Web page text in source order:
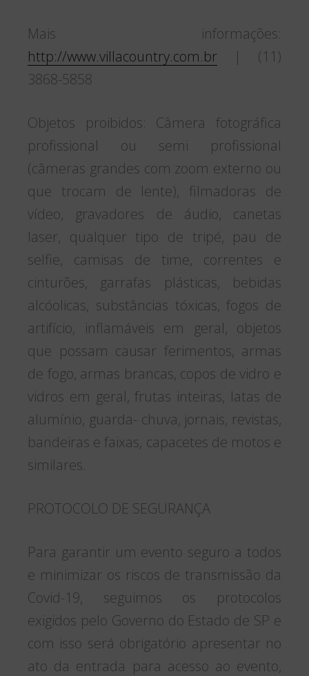
Mais informações:
http://www.villacountry.com.br | (11)
3868-5858
Objetos proibidos: Câmera fotográfica
profissional ou semi profissional
(câmeras grandes com zoom externo ou
que trocam de lente), filmadoras de
vídeo, gravadores de áudio, canetas
laser, qualquer tipo de tripé, pau de
selfie, camisas de time, correntes e
cinturões, garrafas plásticas, bebidas
alcóolicas, substâncias tóxicas, fogos de
artifício, inflamáveis em geral, objetos
que possam causar ferimentos, armas
de fogo, armas brancas, copos de vidro e
vidros em geral, frutas inteiras, latas de
alumínio, guarda- chuva, jornais, revistas,
bandeiras e faixas, capacetes de motos e
similares.
PROTOCOLO DE SEGURANÇA
Para garantir um evento seguro a todos
e minimizar os riscos de transmissão da
Covid-19, seguimos os protocolos
exigidos pelo Governo do Estado de SP e
com isso será obrigatório apresentar no
ato da entrada para acesso ao evento,